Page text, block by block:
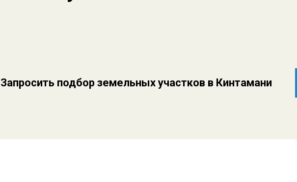
Запросить подбор земельных участков в Кинтамани